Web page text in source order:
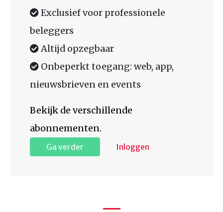
Exclusief voor professionele
beleggers
Altijd opzegbaar
Onbeperkt toegang: web, app,
nieuwsbrieven en events
Bekijk de verschillende
abonnementen.
Ga verder Inloggen